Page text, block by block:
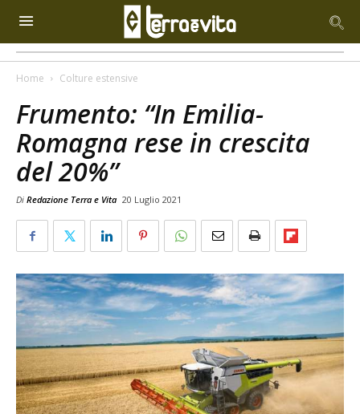
Home Colture estensive
Frumento: “In Emilia-
Romagna rese in crescita
del 20%”
Di Redazione Terra e Vita 20 Luglio 2021